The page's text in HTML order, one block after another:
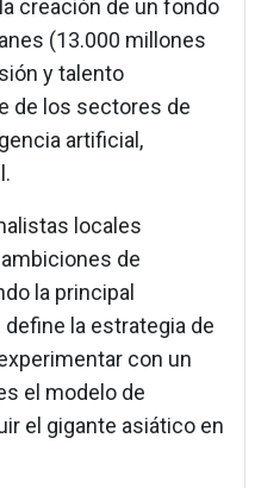
creación de un fondo
(13.000 millones
y talento
de los sectores de
artificial,
locales
de
la principal
la estrategia de
con un
el modelo de
el gigante asiático en